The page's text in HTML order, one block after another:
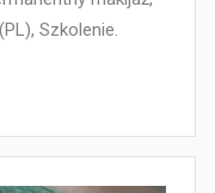
, Szkolenie.